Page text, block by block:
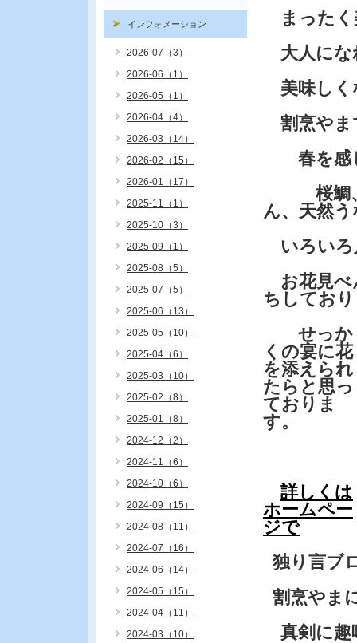
まったく
大人にな
美味しく
割烹やま
春を感じ
桜鯛、
ん、天然
いろいろ
お花見べ
ちしてお
せっか
くの宴に花
を添えられ
たらと思っ
ておりま
す。
詳しくは
ホームペー
ジで
独り言ブ
割烹やま
真剣に趣
インフォメーション
2026-07（3）
2026-06（1）
2026-05（1）
2026-04（4）
2026-03（14）
2026-02（15）
2026-01（17）
2025-11（1）
2025-10（3）
2025-09（1）
2025-08（5）
2025-07（5）
2025-06（13）
2025-05（10）
2025-04（6）
2025-03（10）
2025-02（8）
2025-01（8）
2024-12（2）
2024-11（6）
2024-10（6）
2024-09（15）
2024-08（11）
2024-07（16）
2024-06（14）
2024-05（15）
2024-04（11）
2024-03（10）